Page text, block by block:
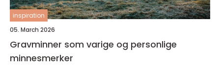
inspiration
05. March 2026
Gravminner som varige og personlige
minnesmerker